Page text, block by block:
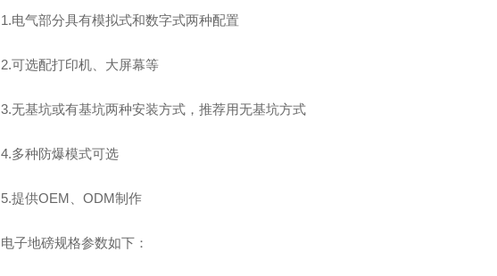
1.电气部分具有模拟式和数字式两种配置
2.可选配打印机、大屏幕等
3.无基坑或有基坑两种安装方式，推荐用无基坑方式
4.多种防爆模式可选
5.提供OEM、ODM制作
电子地磅规格参数如下：